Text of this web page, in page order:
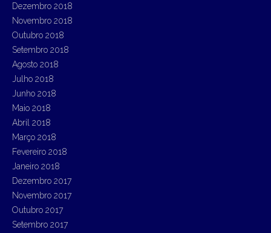
Dezembro 2018
Novembro 2018
Outubro 2018
Setembro 2018
Agosto 2018
Julho 2018
Junho 2018
Maio 2018
Abril 2018
Março 2018
Fevereiro 2018
Janeiro 2018
Dezembro 2017
Novembro 2017
Outubro 2017
Setembro 2017